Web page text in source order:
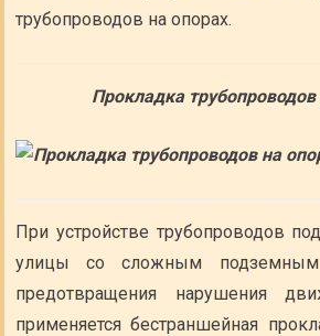
трубопроводов на опорах.
Прокладка трубопроводов
При устройстве трубопроводов
улицы со сложным подземным
предотвращения нарушения
применяется бестраншейная